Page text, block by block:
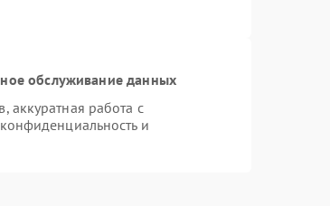
обслуживание данных
работа с
и